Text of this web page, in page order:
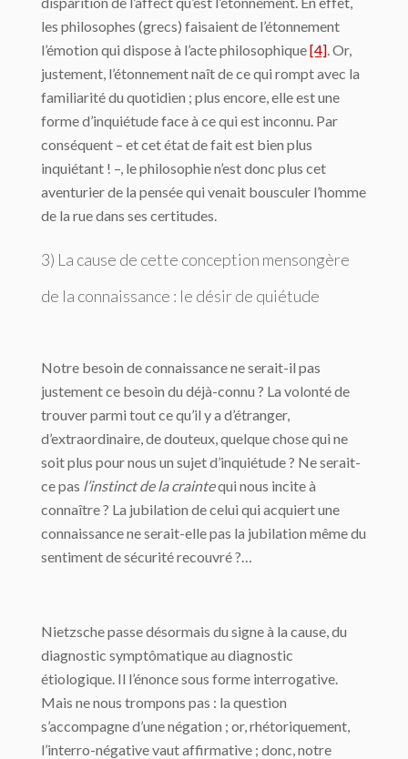
les philosophes (grecs) faisaient de l’étonnement
l’émotion qui dispose à l’acte philosophique[4]. Or,
justement, l’étonnement naît de ce qui rompt avec la
familiarité du quotidien ; plus encore, elle est une
forme d’inquiétude face à ce qui est inconnu. Par
conséquent – et cet état de fait est bien plus
inquiétant ! –, le philosophie n’est donc plus cet
aventurier de la pensée qui venait bousculer l’homme
de la rue dans ses certitudes.
3) La cause de cette conception mensongère
de la connaissance : le désir de quiétude
Notre besoin de connaissance ne serait-il pas
justement ce besoin du déjà-connu ? La volonté de
trouver parmi tout ce qu’il y a d’étranger,
d’extraordinaire, de douteux, quelque chose qui ne
soit plus pour nous un sujet d’inquiétude ? Ne serait-
ce pas l’instinct de la craintequi nous incite à
connaître ? La jubilation de celui qui acquiert une
connaissance ne serait-elle pas la jubilation même du
sentiment de sécurité recouvré ?…
Nietzsche passe désormais du signe à la cause, du
diagnostic symptômatique au diagnostic
étiologique. Il l’énonce sous forme interrogative.
Mais ne nous trompons pas : la question
s’accompagne d’une négation ; or, rhétoriquement,
l’interro-négative vaut affirmative ; donc, notre